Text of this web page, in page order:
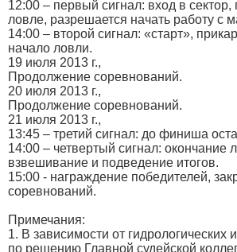
12:00 – первый сигнал: вход в сектор,
ловле, разрешается начать работу с
14:00 – второй сигнал: «старт»,
начало ловли.
19 июля 2013 г.,
Продолжение соревнований.
20 июля 2013 г.,
Продолжение соревнований.
21 июля 2013 г.,
13:45 – третий сигнал: до финиша
14:00 – четвертый сигнал: окончание
взвешивание и подведение итогов.
15:00 - награждение победителей,
соревнований.
Примечания:
1. В зависимости от гидрологических
по решению Главной судейской